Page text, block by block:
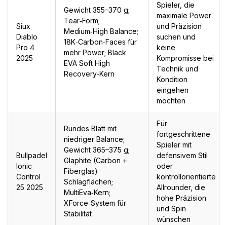
Siux
Diablo
Pro 4
2025
Gewicht 355–370 g;
Tear‑Form;
Medium‑High Balance;
18K‑Carbon‑Faces für
mehr Power; Black
EVA Soft High
Recovery‑Kern
Spieler, die
maximale Power
und Präzision
suchen und
keine
Kompromisse bei
Technik und
Kondition
eingehen
möchten
Bullpadel
Ionic
Control
25 2025
Rundes Blatt mit
niedriger Balance;
Gewicht 365–375 g;
Glaphite (Carbon +
Fiberglas)
Schlagflächen;
MultiEva‑Kern;
XForce‑System für
Stabilität
Für
fortgeschrittene
Spieler mit
defensivem Stil
oder
kontrollorientierte
Allrounder, die
hohe Präzision
und Spin
wünschen